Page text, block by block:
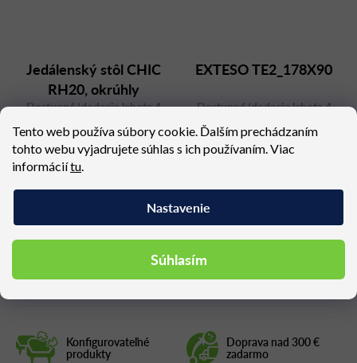
Tento web používa súbory cookie. Ďalším prechádzaním
tohto webu vyjadrujete súhlas s ich používaním. Viac
informáciítu
Nastavenie
Súhlasím
Konfigurovateľné
produkty
Doprava nad 300 €
zadarmo
Jedálenský stôl CHIC
RH20, okrúhly
Dostupné (dodacia lehota 4
416,97 €
EXTESO TE2_178X90
Dostupné (dodacia lehota 4
3 962,32 €
Podobné produkty